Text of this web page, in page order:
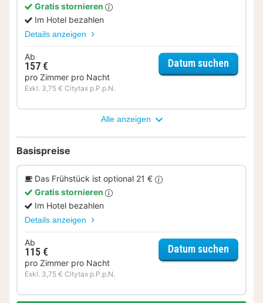
Gratis stornieren
Im Hotel bezahlen
Details anzeigen
Ab
157 €
pro Zimmer pro Nacht
Exkl. 3,75 € Citytax p.P.p.N.
Datum suchen
Alle anzeigen
Basispreise
Das Frühstück ist optional 21 €
Gratis stornieren
Im Hotel bezahlen
Details anzeigen
Ab
115 €
pro Zimmer pro Nacht
Exkl. 3,75 € Citytax p.P.p.N.
Datum suchen